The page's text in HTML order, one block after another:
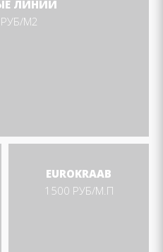
ЛИНИИ
М2
EUROKRAAB
1500 РУБ/М.П